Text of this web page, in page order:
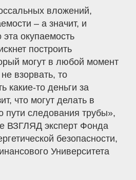
вложений,
– а значит, и
эта окупаемость
построить
могут в любой момент
взорвать, то
какие-то деньги за
что могут делать в
пути следования трубы»,
ВЗГЛЯД эксперт Фонда
безопасности,
Университета